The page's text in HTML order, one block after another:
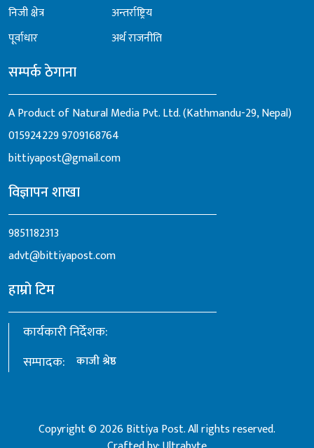
निजी क्षेत्र
पूर्वाधार
अन्तर्राष्ट्रिय
अर्थ राजनीति
सम्पर्क ठेगाना
A Product of Natural Media Pvt. Ltd. (Kathmandu-29, Nepal)
0159242299709168764
bittiyapost@gmail.com
विज्ञापन शाखा
9851182313
advt@bittiyapost.com
हाम्रो टिम
कार्यकारी निर्देशक:
सम्पादक:
काजी श्रेष्ठ
Copyright © 2026 Bittiya Post. All rights reserved.